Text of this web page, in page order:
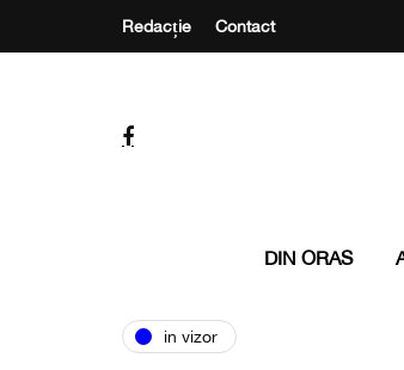
Redacție Contact
DIN ORAS
in vizor